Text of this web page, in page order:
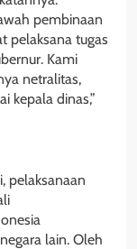
pembinaan
pelaksana tugas
Kami
netralitas,
kepala dinas,”
pelaksanaan
lain. Oleh